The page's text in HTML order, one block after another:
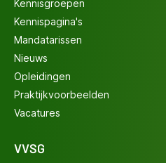
Kennisgroepen
Kennispagina's
Mandatarissen
Nieuws
Opleidingen
Praktijkvoorbeelden
Vacatures
VVSG